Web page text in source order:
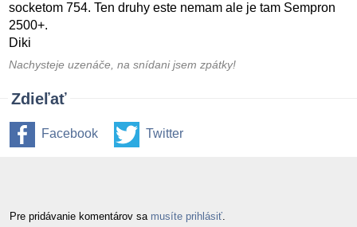
socketom 754. Ten druhy este nemam ale je tam Sempron
2500+.
Diki
Nachysteje uzenáče, na snídani jsem zpátky!
Zdieľať
Facebook Twitter
Pre pridávanie komentárov sa musíte prihlásiť